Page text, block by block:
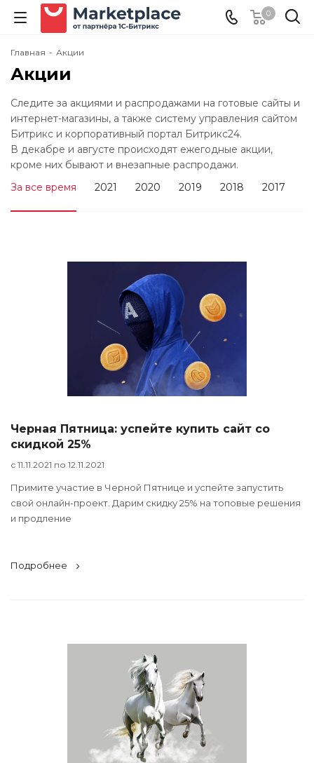
0
Главная - Акции
Акции
Следите за акциями и распродажами на готовые сайты и
интернет-магазины, а также систему управления сайтом
Битрикс и корпоративный портал Битрикс24.
В декабре и августе происходят ежегодные акции,
кроме них бывают и внезапные распродажи.
За все время
2021 2020 2019 2018 2017
Черная Пятница: успейте купить сайт со
скидкой 25%
с 11.11.2021 по 12.11.2021
Примите участие в Черной Пятнице и успейте запустить
свой онлайн-проект. Дарим скидку 25% на топовые решения
и продление
Подробнее